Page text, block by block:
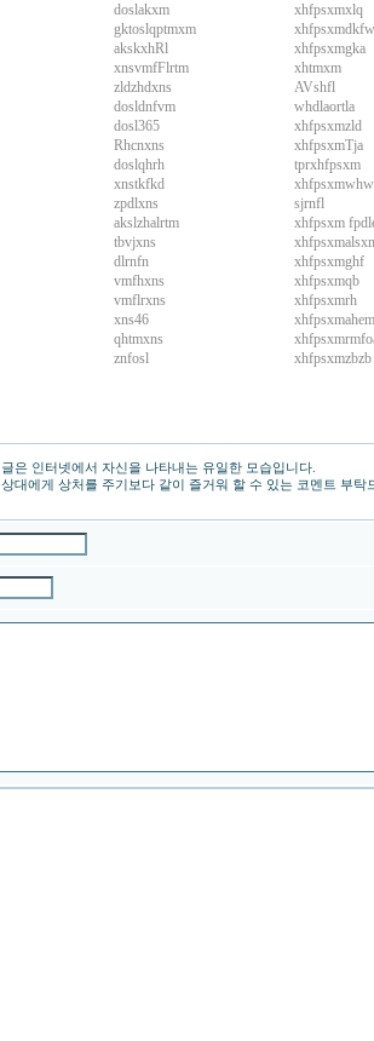
doslakxm
gktoslqptmxm
akskxhRl
xnsvmfFlrtm
zldzhdxns
dosldnfvm
dosl365
Rhcnxns
doslqhrh
xnstkfkd
zpdlxns
akslzhalrtm
tbvjxns
dlrnfn
vmfhxns
vmflrxns
xns46
qhtmxns
znfosl
xhfpsxmxlq
xhfpsxmgka
xhtmxm
AVshfl
whdlaortla
xhfpsxmzld
xhfpsxmTja
tprxhfpsxm
sjrnfl
xhfpsxm
xhfpsxmghf
xhfpsxmqb
xhfpsxmrh
xhfpsxmahem
xhfpsxmzbzb
글은 인터넷에서 자신을 나타내는 유일한 모습입니다.
상대에게 상처를 주기보다 같이 즐거워 할 수 있는 코멘트 부탁